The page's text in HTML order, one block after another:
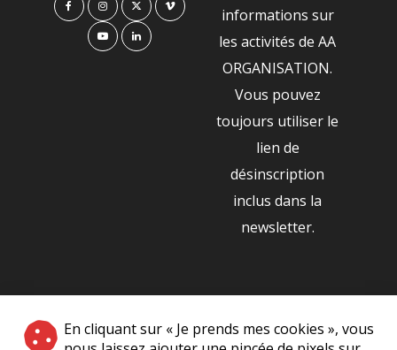
En cliquant sur « Je prends mes cookies », vous
informations sur
les activités de AA
ORGANISATION.
Vous pouvez
toujours utiliser le
lien de
désinscription
inclus dans la
newsletter.
NOS PARTENAIRES
|